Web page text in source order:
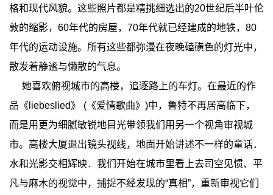
格和现代风貌。这些照片都是精挑细选出的20世纪后半叶伦
敦的缩影，60年代的房屋，70年代就已经建成的地铁，80
年代的运动设施。所有这些都弥漫在夜晚磕磺色的灯光中，
散发着静谧与懒散的气息。
她喜欢俯视城市的高楼，追逐路上的车灯。在最近的作
品《liebeslied》 (《爱情歌曲》)中，鲁特不再居高临下，
而是用更为细腻敏锐地目光带领我们用另一个视角审视城
市。高楼大厦退出镜头视线，地面开始讲述不一样的童话．
水和光影交相辉映．我们开始在城市里看上去司空见惯、平
凡与麻木的视觉中，捕捉不经发现的“真相”，重新审视它们